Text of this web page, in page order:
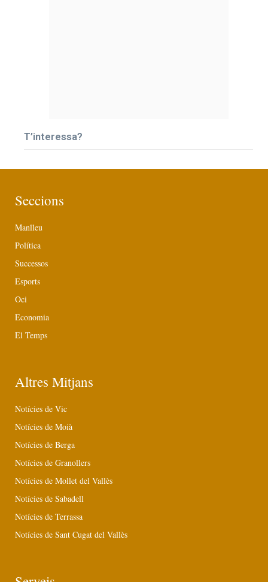
T’interessa?
Seccions
Manlleu
Política
Successos
Esports
Oci
Economia
El Temps
Altres Mitjans
Notícies de Vic
Notícies de Moià
Notícies de Berga
Notícies de Granollers
Notícies de Mollet del Vallès
Notícies de Sabadell
Notícies de Terrassa
Notícies de Sant Cugat del Vallès